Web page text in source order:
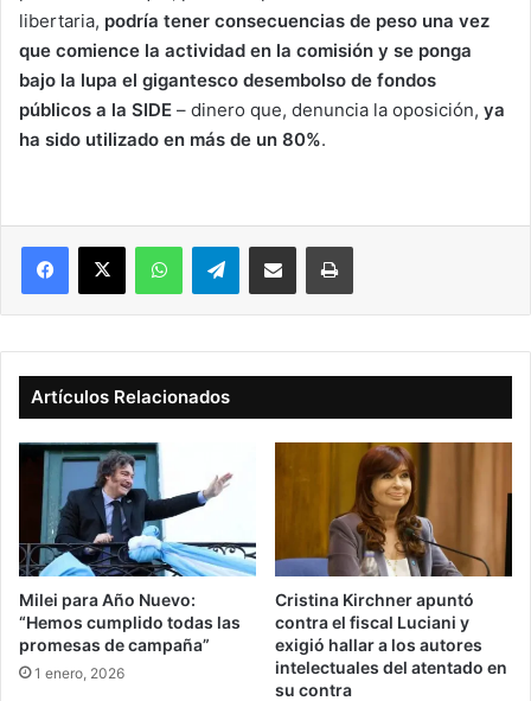
libertaria, podría tener consecuencias de peso una vez
que comience la actividad en la comisión y se ponga
bajo la lupa el gigantesco desembolso de fondos
públicos a la SIDE – dinero que, denuncia la oposición, ya
ha sido utilizado en más de un 80%.
Facebook
X WhatsAppTelegramCompartir vía correo electrónicoImprimir
Artículos Relacionados
Milei para Año Nuevo:
“Hemos cumplido todas las
promesas de campaña”
1 enero, 2026
Cristina Kirchner apuntó
contra el fiscal Luciani y
exigió hallar a los autores
intelectuales del atentado en
su contra